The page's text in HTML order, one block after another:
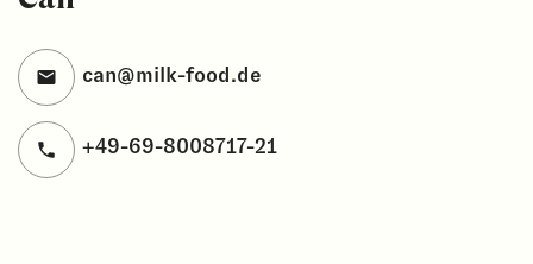
can@milk-food.de
+49-69-8008717-21